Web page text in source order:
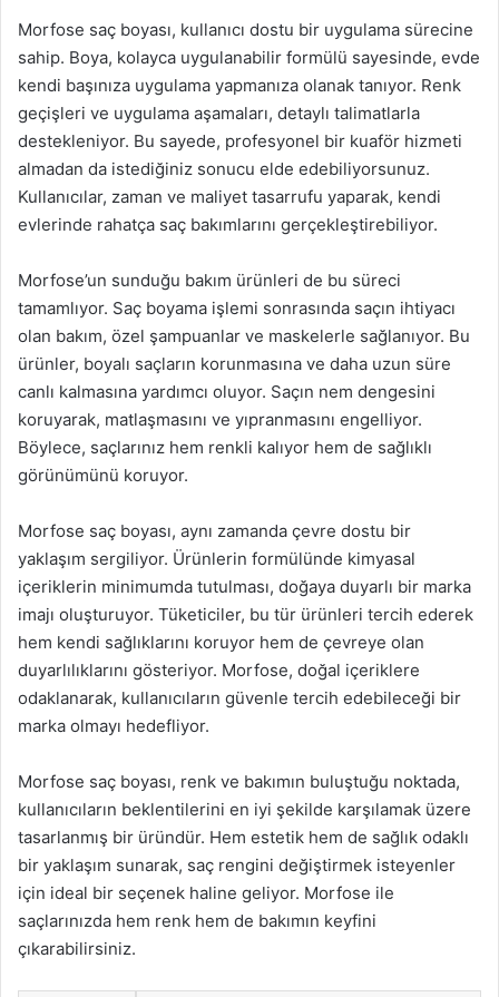
Morfose saç boyası, kullanıcı dostu bir uygulama sürecine
sahip. Boya, kolayca uygulanabilir formülü sayesinde, evde
kendi başınıza uygulama yapmanıza olanak tanıyor. Renk
geçişleri ve uygulama aşamaları, detaylı talimatlarla
destekleniyor. Bu sayede, profesyonel bir kuaför hizmeti
almadan da istediğiniz sonucu elde edebiliyorsunuz.
Kullanıcılar, zaman ve maliyet tasarrufu yaparak, kendi
evlerinde rahatça saç bakımlarını gerçekleştirebiliyor.
Morfose’un sunduğu bakım ürünleri de bu süreci
tamamlıyor. Saç boyama işlemi sonrasında saçın ihtiyacı
olan bakım, özel şampuanlar ve maskelerle sağlanıyor. Bu
ürünler, boyalı saçların korunmasına ve daha uzun süre
canlı kalmasına yardımcı oluyor. Saçın nem dengesini
koruyarak, matlaşmasını ve yıpranmasını engelliyor.
Böylece, saçlarınız hem renkli kalıyor hem de sağlıklı
görünümünü koruyor.
Morfose saç boyası, aynı zamanda çevre dostu bir
yaklaşım sergiliyor. Ürünlerin formülünde kimyasal
içeriklerin minimumda tutulması, doğaya duyarlı bir marka
imajı oluşturuyor. Tüketiciler, bu tür ürünleri tercih ederek
hem kendi sağlıklarını koruyor hem de çevreye olan
duyarlılıklarını gösteriyor. Morfose, doğal içeriklere
odaklanarak, kullanıcıların güvenle tercih edebileceği bir
marka olmayı hedefliyor.
Morfose saç boyası, renk ve bakımın buluştuğu noktada,
kullanıcıların beklentilerini en iyi şekilde karşılamak üzere
tasarlanmış bir üründür. Hem estetik hem de sağlık odaklı
bir yaklaşım sunarak, saç rengini değiştirmek isteyenler
için ideal bir seçenek haline geliyor. Morfose ile
saçlarınızda hem renk hem de bakımın keyfini
çıkarabilirsiniz.